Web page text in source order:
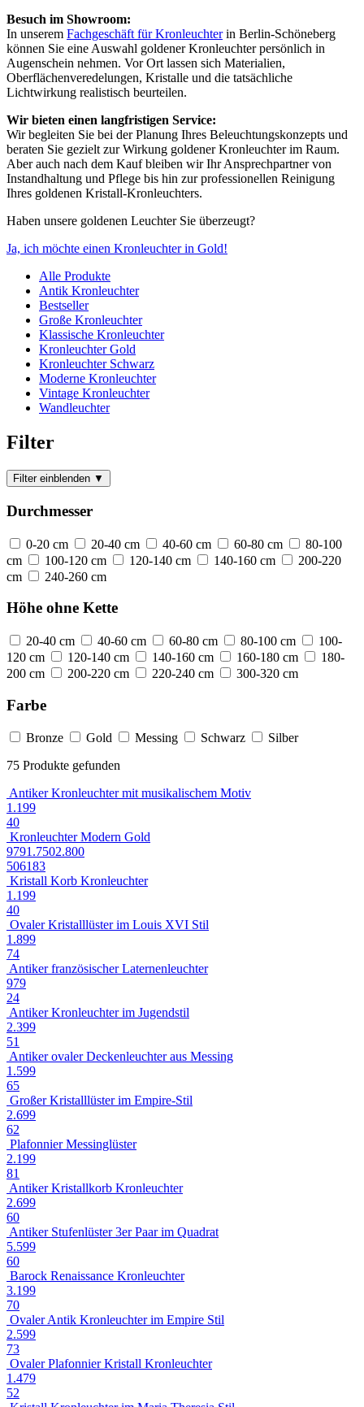
Besuch im Showroom:
In unserem Fachgeschäft für Kronleuchterin Berlin-Schöneberg
können Sie eine Auswahl goldener Kronleuchter persönlich in
Augenschein nehmen. Vor Ort lassen sich Materialien,
Oberflächenveredelungen, Kristalle und die tatsächliche
Lichtwirkung realistisch beurteilen.
Wir bieten einen langfristigen Service:
Wir begleiten Sie bei der Planung Ihres Beleuchtungskonzepts und
beraten Sie gezielt zur Wirkung goldener Kronleuchter im Raum.
Aber auch nach dem Kauf bleiben wir Ihr Ansprechpartner von
Instandhaltung und Pflege bis hin zur professionellen Reinigung
Ihres goldenen Kristall-Kronleuchters.
Haben unsere goldenen Leuchter Sie überzeugt?
Ja, ich möchte einen Kronleuchter in Gold!
Alle Produkte
Antik Kronleuchter
Bestseller
Große Kronleuchter
Klassische Kronleuchter
Kronleuchter Gold
Kronleuchter Schwarz
Moderne Kronleuchter
Vintage Kronleuchter
Wandleuchter
Filter
Filter einblenden ▼
Durchmesser
0-20 cm 20-40 cm 40-60 cm 60-80 cm
80-100
cm
100-120 cm 120-140 cm 140-160 cm
200-220
cm
240-260 cm
Höhe ohne Kette
20-40 cm 40-60 cm 60-80 cm 80-100 cm
100-
120 cm
120-140 cm 140-160 cm 160-180 cm
180-
200 cm
200-220 cm 220-240 cm 300-320 cm
Farbe
Bronze Gold Messing Schwarz
Silber
75 Produkte gefunden
Antiker Kronleuchter mit musikalischem Motiv
1.199
40
Kronleuchter Modern Gold
9791.7502.800
506183
Kristall Korb Kronleuchter
1.199
40
Ovaler Kristalllüster im Louis XVI Stil
1.899
74
Antiker französischer Laternenleuchter
979
24
Antiker Kronleuchter im Jugendstil
2.399
51
Antiker ovaler Deckenleuchter aus Messing
1.599
65
Großer Kristalllüster im Empire-Stil
2.699
62
Plafonnier Messinglüster
2.199
81
Antiker Kristallkorb Kronleuchter
2.699
60
Antiker Stufenlüster 3er Paar im Quadrat
5.599
60
Barock Renaissance Kronleuchter
3.199
70
Ovaler Antik Kronleuchter im Empire Stil
2.599
73
Ovaler Plafonnier Kristall Kronleuchter
1.479
52